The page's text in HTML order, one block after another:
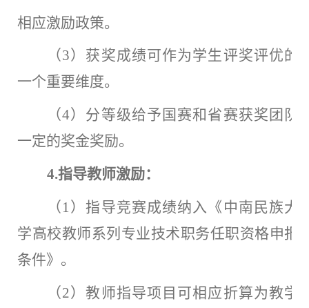
相应激励政策。
（3）获奖成绩可作为学生评奖评优的
一个重要维度。
（4）分等级给予国赛和省赛获奖团队
一定的奖金奖励。
4.指导教师激励：
（ 1）指导竞赛成绩纳入《中南民族大
学高校教师系列专业技术职务任职资格申报
条件》。
（2）教师指导项目可相应折算为教学